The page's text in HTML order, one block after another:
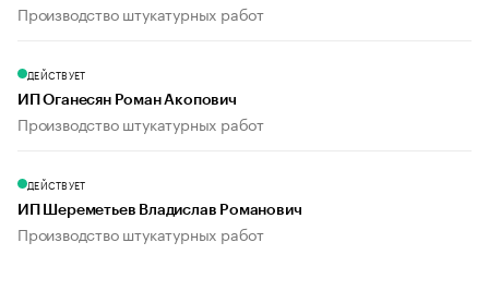
Производство штукатурных работ
ДЕЙСТВУЕТ
ИП Оганесян Роман Акопович
Производство штукатурных работ
ДЕЙСТВУЕТ
ИП Шереметьев Владислав Романович
Производство штукатурных работ